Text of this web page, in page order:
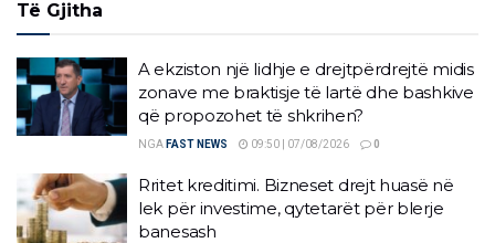
Të Gjitha
A ekziston një lidhje e drejtpërdrejtë midis
zonave me braktisje të lartë dhe bashkive
që propozohet të shkrihen?
NGA FAST NEWS 09:50 | 07/08/2026 0
Rritet kreditimi. Bizneset drejt huasë në
lek për investime, qytetarët për blerje
banesash